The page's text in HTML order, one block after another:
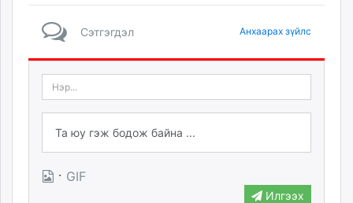
Сэтгэгдэл Анхаарах зүйлс
· GIF
Илгээх